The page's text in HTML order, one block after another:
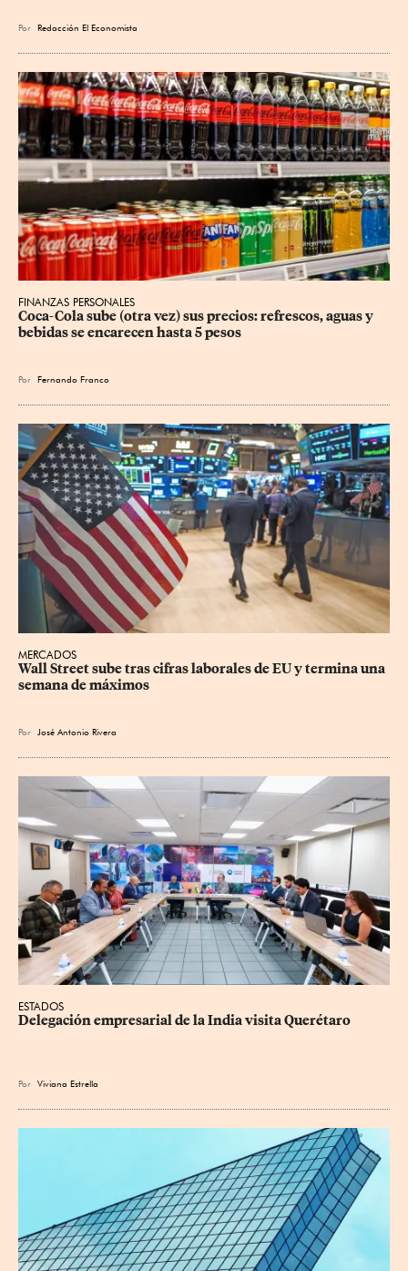
Por Redacción El Economista
FINANZAS PERSONALES
Coca-Cola sube (otra vez) sus precios: refrescos, aguas y
bebidas se encarecen hasta 5 pesos
Por Fernando Franco
MERCADOS
Wall Street sube tras cifras laborales de EU y termina una
semana de máximos
Por José Antonio Rivera
ESTADOS
Delegación empresarial de la India visita Querétaro
Por Viviana Estrella